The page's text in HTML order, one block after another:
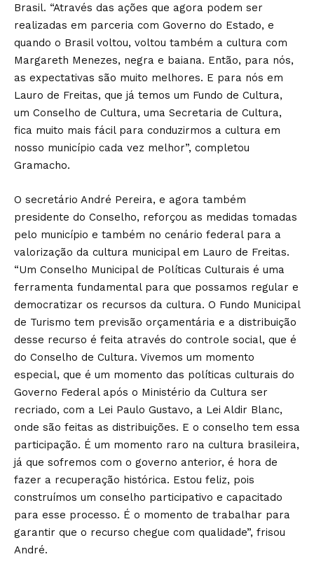
Brasil. “Através das ações que agora podem ser
realizadas em parceria com Governo do Estado, e
quando o Brasil voltou, voltou também a cultura com
Margareth Menezes, negra e baiana. Então, para nós,
as expectativas são muito melhores. E para nós em
Lauro de Freitas, que já temos um Fundo de Cultura,
um Conselho de Cultura, uma Secretaria de Cultura,
fica muito mais fácil para conduzirmos a cultura em
nosso município cada vez melhor”, completou
Gramacho.
O secretário André Pereira, e agora também
presidente do Conselho, reforçou as medidas tomadas
pelo município e também no cenário federal para a
valorização da cultura municipal em Lauro de Freitas.
“Um Conselho Municipal de Políticas Culturais é uma
ferramenta fundamental para que possamos regular e
democratizar os recursos da cultura. O Fundo Municipal
de Turismo tem previsão orçamentária e a distribuição
desse recurso é feita através do controle social, que é
do Conselho de Cultura. Vivemos um momento
especial, que é um momento das políticas culturais do
Governo Federal após o Ministério da Cultura ser
recriado, com a Lei Paulo Gustavo, a Lei Aldir Blanc,
onde são feitas as distribuições. E o conselho tem essa
participação. É um momento raro na cultura brasileira,
já que sofremos com o governo anterior, é hora de
fazer a recuperação histórica. Estou feliz, pois
construímos um conselho participativo e capacitado
para esse processo. É o momento de trabalhar para
garantir que o recurso chegue com qualidade”, frisou
André.